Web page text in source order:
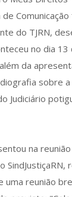
do TJRN,
no dia 13
da
sobre
Judiciário
na
SindJustiçaRN,
reunião